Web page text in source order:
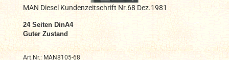
MAN Diesel Kundenzeitschrift Nr.68 Dez.1981
24 Seiten DinA4
Guter Zustand
Art.Nr.: MAN8105-68